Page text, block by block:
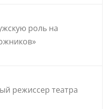
роль на
режиссер театра